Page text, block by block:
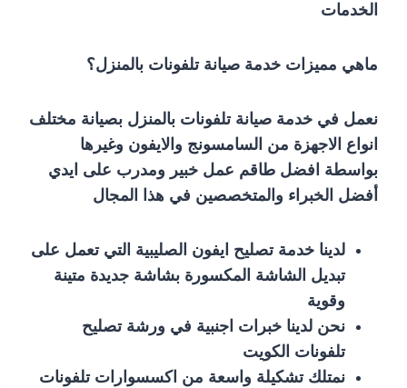
الخدمات
ماهي مميزات خدمة صيانة تلفونات بالمنزل؟
نعمل في خدمة صيانة تلفونات بالمنزل بصيانة مختلف
انواع الاجهزة من السامسونج والايفون وغيرها
بواسطة افضل طاقم عمل خبير ومدرب على ايدي
أفضل الخبراء والمتخصصين في هذا المجال
لدينا خدمة تصليح ايفون الصليبية التي تعمل على
تبديل الشاشة المكسورة بشاشة جديدة متينة
وقوية
نحن لدينا خبرات اجنبية في ورشة تصليح
تلفونات الكويت
نمتلك تشكيلة واسعة من اكسسوارات تلفونات